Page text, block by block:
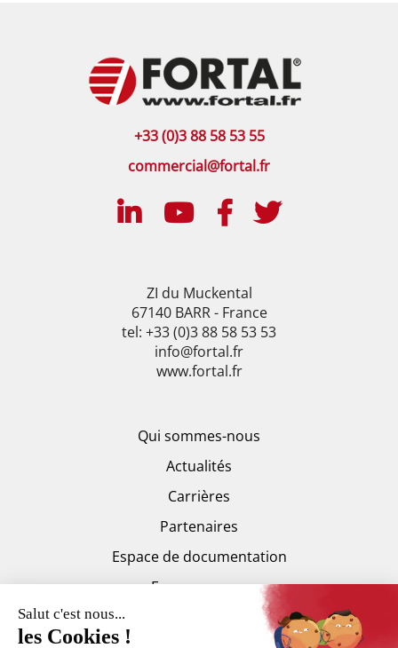
+33 (0)3 88 58 53 55
commercial@fortal.fr
ZI du Muckental
67140 BARR - France
tel: +33 (0)3 88 58 53 53
info@fortal.fr
www.fortal.fr
Qui sommes-nous
Actualités
Carrières
Partenaires
Espace de documentation
Espace presse